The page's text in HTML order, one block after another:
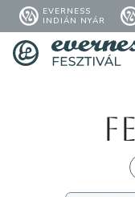
EVERNESS
INDIÁN NYÁR